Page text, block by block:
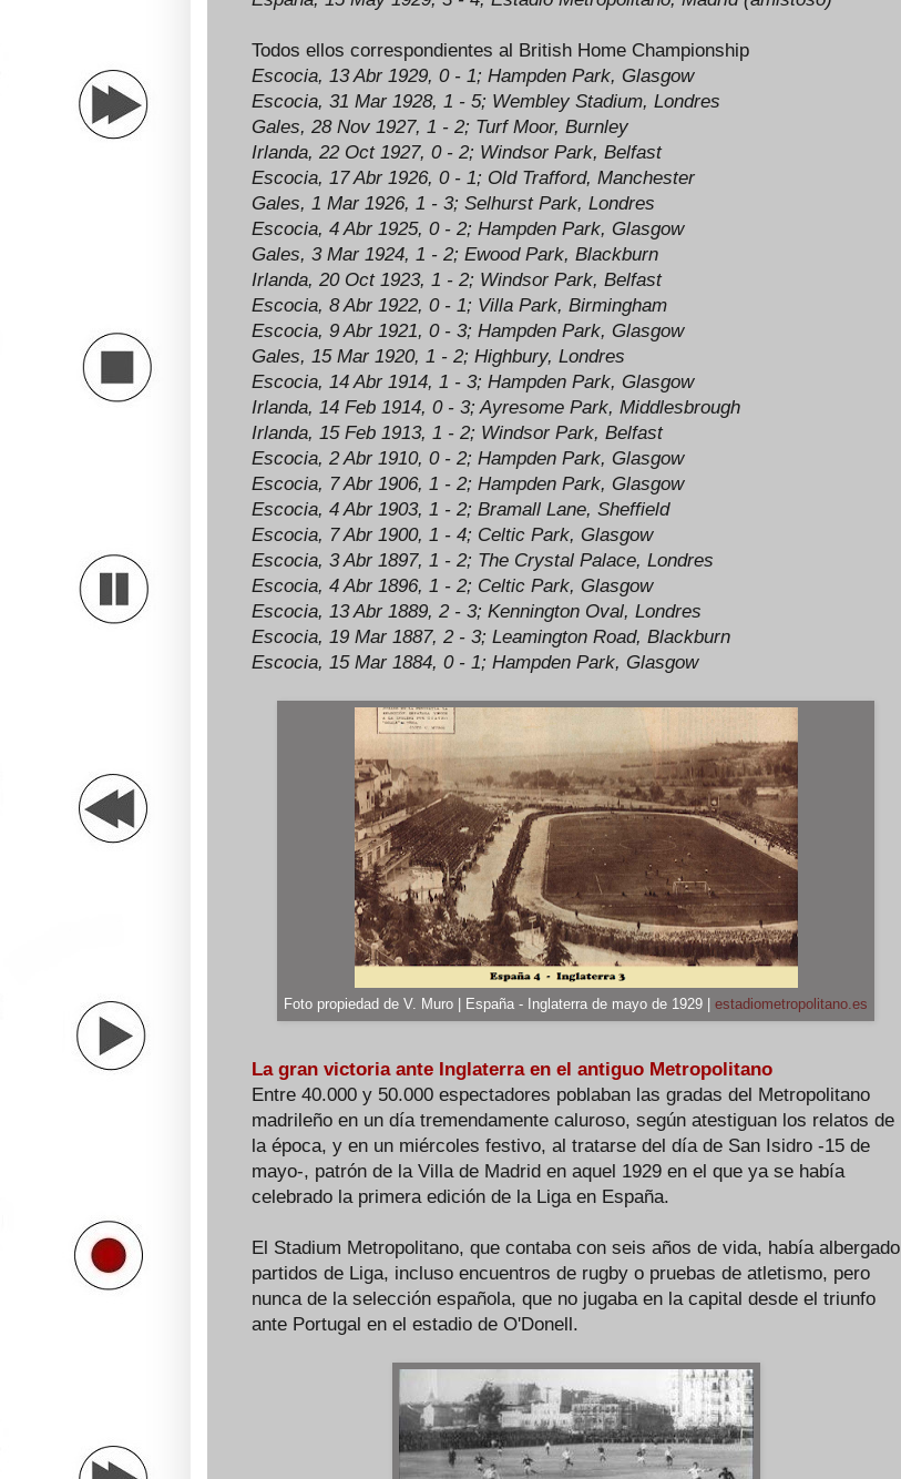
Todos ellos correspondientes al British Home Championship
Escocia, 13 Abr 1929, 0 - 1; Hampden Park, Glasgow
Escocia, 31 Mar 1928, 1 - 5; Wembley Stadium, Londres
Gales, 28 Nov 1927, 1 - 2; Turf Moor, Burnley
Irlanda, 22 Oct 1927, 0 - 2; Windsor Park, Belfast
Escocia, 17 Abr 1926, 0 - 1; Old Trafford, Manchester
Gales, 1 Mar 1926, 1 - 3; Selhurst Park, Londres
Escocia, 4 Abr 1925, 0 - 2; Hampden Park, Glasgow
Gales, 3 Mar 1924, 1 - 2; Ewood Park, Blackburn
Irlanda, 20 Oct 1923, 1 - 2; Windsor Park, Belfast
Escocia, 8 Abr 1922, 0 - 1; Villa Park, Birmingham
Escocia, 9 Abr 1921, 0 - 3; Hampden Park, Glasgow
Gales, 15 Mar 1920, 1 - 2; Highbury, Londres
Escocia, 14 Abr 1914, 1 - 3; Hampden Park, Glasgow
Irlanda, 14 Feb 1914, 0 - 3; Ayresome Park, Middlesbrough
Irlanda, 15 Feb 1913, 1 - 2; Windsor Park, Belfast
Escocia, 2 Abr 1910, 0 - 2; Hampden Park, Glasgow
Escocia, 7 Abr 1906, 1 - 2; Hampden Park, Glasgow
Escocia, 4 Abr 1903, 1 - 2; Bramall Lane, Sheffield
Escocia, 7 Abr 1900, 1 - 4; Celtic Park, Glasgow
Escocia, 3 Abr 1897, 1 - 2; The Crystal Palace, Londres
Escocia, 4 Abr 1896, 1 - 2; Celtic Park, Glasgow
Escocia, 13 Abr 1889, 2 - 3; Kennington Oval, Londres
Escocia, 19 Mar 1887, 2 - 3; Leamington Road, Blackburn
Escocia, 15 Mar 1884, 0 - 1; Hampden Park, Glasgow
Foto propiedad de V. Muro | España - Inglaterra de mayo de 1929 | estadiometropolitano.es
La gran victoria ante Inglaterra en el antiguo Metropolitano
Entre 40.000 y 50.000 espectadores poblaban las gradas del Metropolitano
madrileño en un día tremendamente caluroso, según atestiguan los relatos de
la época, y en un miércoles festivo, al tratarse del día de San Isidro -15 de
mayo-, patrón de la Villa de Madrid en aquel 1929 en el que ya se había
celebrado la primera edición de la Liga en España.
El Stadium Metropolitano, que contaba con seis años de vida, había albergado
partidos de Liga, incluso encuentros de rugby o pruebas de atletismo, pero
nunca de la selección española, que no jugaba en la capital desde el triunfo
ante Portugal en el estadio de O'Donell.